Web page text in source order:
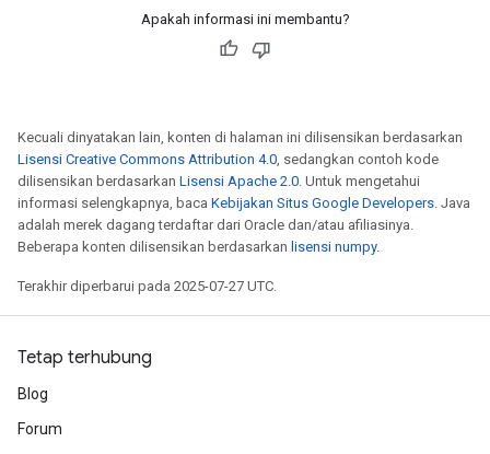
Apakah informasi ini membantu?
Kecuali dinyatakan lain, konten di halaman ini dilisensikan berdasarkan
Lisensi Creative Commons Attribution 4.0, sedangkan contoh kode
dilisensikan berdasarkan Lisensi Apache 2.0. Untuk mengetahui
informasi selengkapnya, baca Kebijakan Situs Google Developers. Java
adalah merek dagang terdaftar dari Oracle dan/atau afiliasinya.
Beberapa konten dilisensikan berdasarkan lisensi numpy.
Terakhir diperbarui pada 2025-07-27 UTC.
Tetap terhubung
Blog
Forum